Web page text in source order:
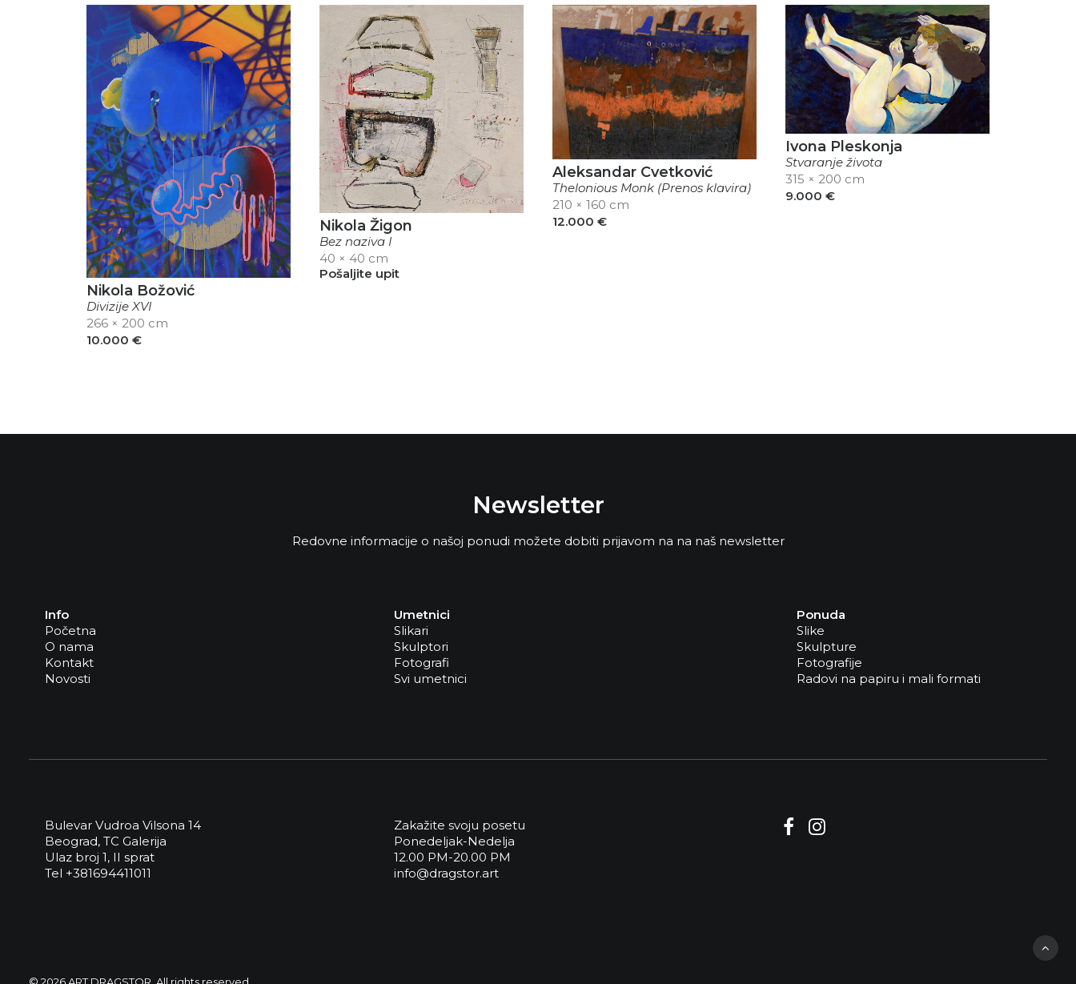
Nikola Božović
Divizije XVI
266 × 200 cm
10.000 €
Nikola Žigon
Bez naziva I
40 × 40 cm
Pošaljite upit
Aleksandar Cvetković
Thelonious Monk (Prenos klavira)
210 × 160 cm
12.000 €
Ivona Pleskonja
Stvaranje života
315 × 200 cm
9.000 €
Newsletter
Redovne informacije o našoj ponudi možete dobiti prijavom na na naš newsletter
Info
Početna
O nama
Kontakt
Novosti
Umetnici
Slikari
Skulptori
Fotografi
Svi umetnici
Ponuda
Slike
Skulpture
Fotografije
Radovi na papiru i mali formati
Bulevar Vudroa Vilsona 14
Beograd, TC Galerija
Ulaz broj 1, II sprat
Tel +381694411011
Zakažite svoju posetu
Ponedeljak-Nedelja
12.00 PM-20.00 PM
info@dragstor.art